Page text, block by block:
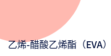
乙烯-醋酸乙烯酯（EVA）